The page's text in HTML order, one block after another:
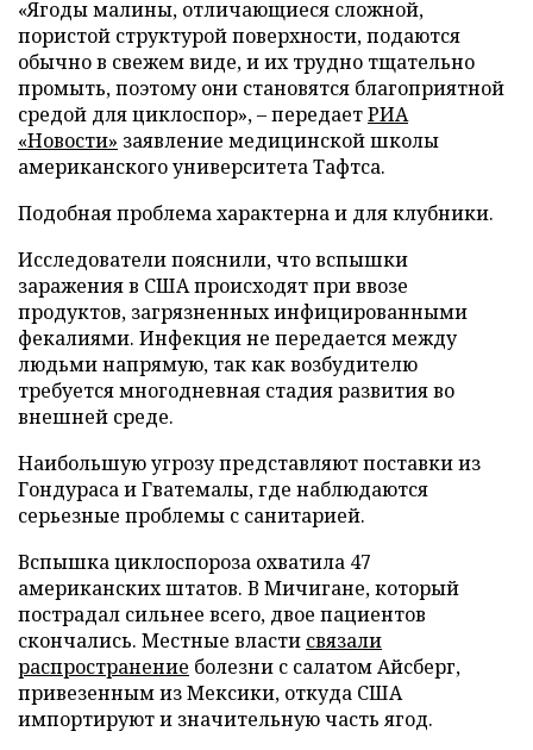
«Ягоды малины, отличающиеся сложной,
пористой структурой поверхности, подаются
обычно в свежем виде, и их трудно тщательно
промыть, поэтому они становятся благоприятной
средой для циклоспор», – передаетРИА
«Новости» заявление медицинской школы
американского университета Тафтса.
Подобная проблема характерна и для клубники.
Исследователи пояснили, что вспышки
заражения в США происходят при ввозе
продуктов, загрязненных инфицированными
фекалиями. Инфекция не передается между
людьми напрямую, так как возбудителю
требуется многодневная стадия развития во
внешней среде.
Наибольшую угрозу представляют поставки из
Гондураса и Гватемалы, где наблюдаются
серьезные проблемы с санитарией.
Вспышка циклоспороза охватила 47
американских штатов. В Мичигане, который
пострадал сильнее всего, двое пациентов
скончались. Местные власти связали
распространение болезни с салатом Айсберг,
привезенным из Мексики, откуда США
импортируют и значительную часть ягод.